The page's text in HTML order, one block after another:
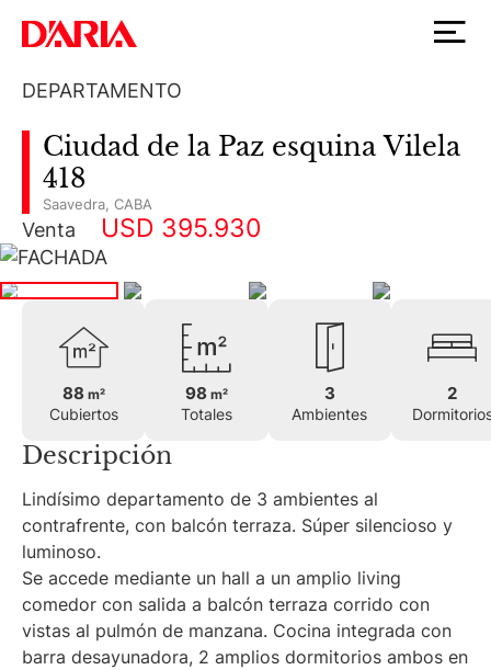
DEPARTAMENTO
Ciudad de la Paz esquina Vilela
418
Saavedra CABA
Venta USD 395.930
88 m²
Cubiertos
98 m²
Totales
3
Ambientes
2
Descripción
Lindísimo departamento de 3 ambientes al
contrafrente, con balcón terraza. Súper silencioso y
luminoso.
Se accede mediante un hall a un amplio living
comedor con salida a balcón terraza corrido con
vistas al pulmón de manzana. Cocina integrada con
barra desayunadora, 2 amplios dormitorios ambos en